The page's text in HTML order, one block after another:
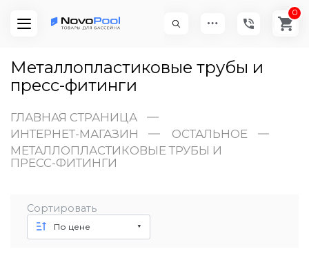
0
Металлопластиковые трубы и
пресс-фитинги
ГЛАВНАЯ СТРАНИЦА
ИНТЕРНЕТ-МАГАЗИН
ОСТАЛЬНОЕ
МЕТАЛЛОПЛАСТИКОВЫЕ ТРУБЫ И
ПРЕСС-ФИТИНГИ
Сортировать
По цене